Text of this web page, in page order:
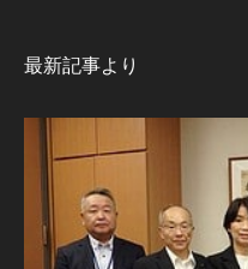
最新記事より